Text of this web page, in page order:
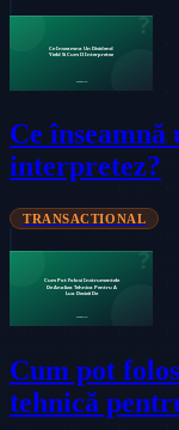
Ce
interpretez?
TRANSACTIONAL
Cum pot
tehnică